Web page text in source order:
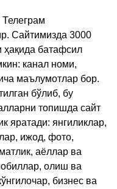
Телеграм
Сайтимизда 3000
ҳақида батафсил
канал номи,
маълумотлар бор.
бўлиб, бу
топишда сайт
яратади: янгиликлар,
ижод, фото,
аёллар ва
олиш ва
бизнес ва